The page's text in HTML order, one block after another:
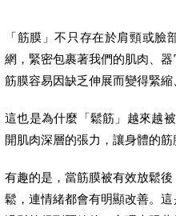
「筋膜」不只存在於肩頸或臉
網，緊密包裹著我們的肌肉、
筋膜容易因缺乏伸展而變得緊縮
這也是為什麼「鬆筋」越來越
開肌肉深層的張力，讓身體的筋
有趣的是，當筋膜被有效放鬆
鬆，連情緒都會有明顯改善。